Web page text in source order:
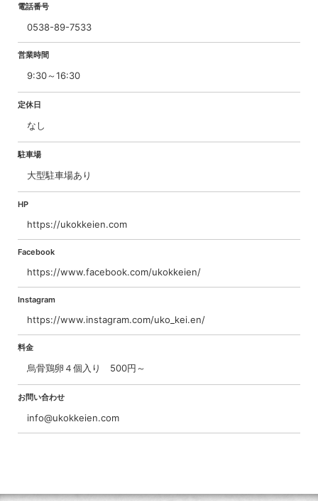
電話番号
0538-89-7533
営業時間
9:30～16:30
定休日
なし
駐車場
大型駐車場あり
HP
https://ukokkeien.com
Facebook
https://www.facebook.com/ukokkeien/
Instagram
https://www.instagram.com/uko_kei.en/
料金
烏骨鶏卵４個入り 500円～
お問い合わせ
info@ukokkeien.com